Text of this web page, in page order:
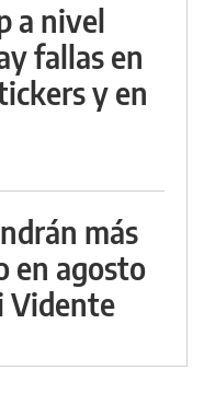
a nivel
fallas en
y en
más
en agosto
Vidente